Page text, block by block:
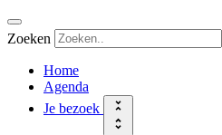
Zoeken
Home
Agenda
Je bezoek